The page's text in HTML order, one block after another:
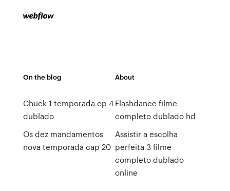
On the blog
Chuck 1 temporada ep 4
dublado
Os dez mandamentos
nova temporada cap 20
About
Flashdance filme
completo dublado hd
Assistir a escolha
perfeita 3 filme
completo dublado
online